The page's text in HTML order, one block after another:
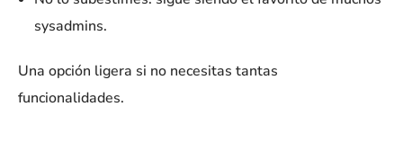
sysadmins.
Una opción ligera si no necesitas tantas
funcionalidades.